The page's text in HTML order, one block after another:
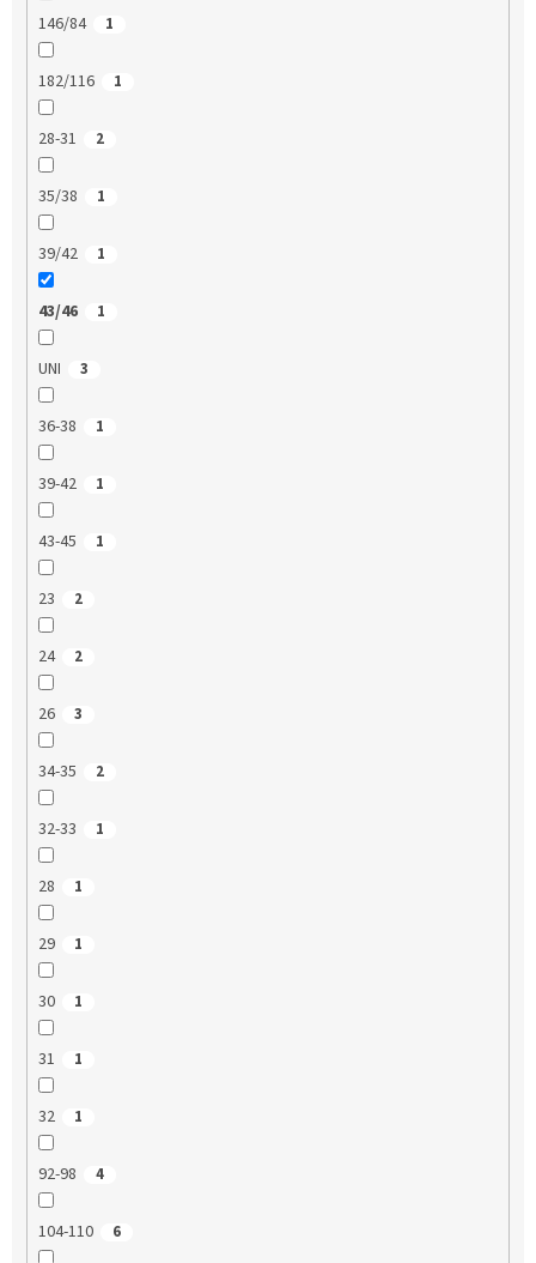
146/84 1
182/116 1
28-31 2
35/38 1
39/42 1
43/46 1
UNI 3
36-38 1
39-42 1
43-45 1
23 2
24 2
26 3
34-35 2
32-33 1
28 1
29 1
30 1
31 1
32 1
92-98 4
104-110 6